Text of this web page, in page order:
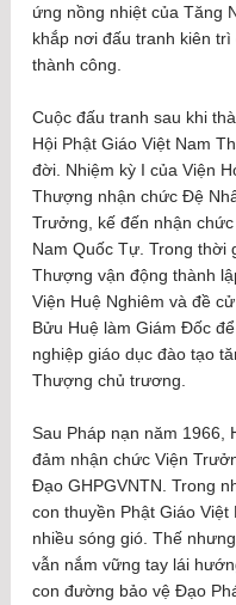
ứng nồng nhiệt của Tăng
khắp nơi đấu tranh kiên
thành công.
Cuộc đấu tranh sau khi
Hội Phật Giáo Việt Nam
đời. Nhiệm kỳ I của Viện
Thượng nhận chức Đệ
Trưởng, kế đến nhận
Nam Quốc Tự. Trong thời
Thượng vận động thành
Viện Huệ Nghiêm và đề
Bửu Huệ làm Giám Đốc
nghiệp giáo dục đào tạo
Thượng chủ trương.
Sau Pháp nạn năm 1966,
đảm nhận chức Viện
Đạo GHPGVNTN. Trong
con thuyền Phật Giáo Việt
nhiều sóng gió. Thế
vẫn nắm vững tay lái
con đường bảo vệ Đạo